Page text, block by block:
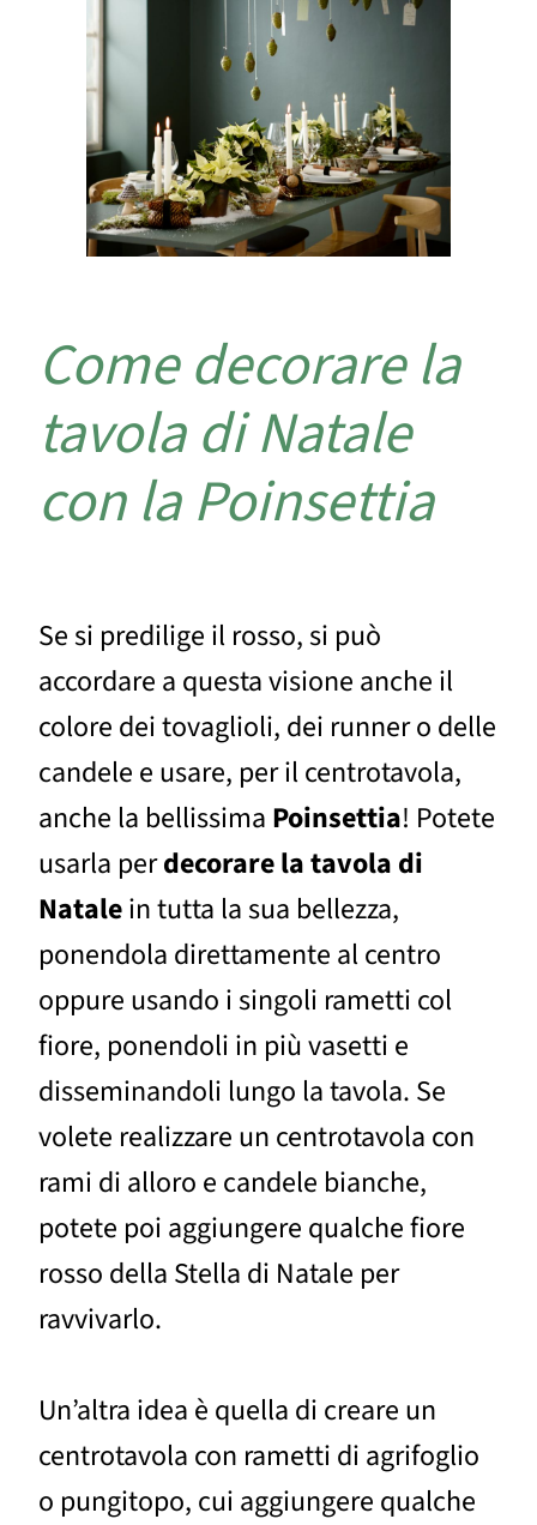
Come decorare la
tavola di Natale
con la Poinsettia
Se si predilige il rosso, si può
accordare a questa visione anche il
colore dei tovaglioli, dei runner o delle
candele e usare, per il centrotavola,
anche la bellissima Poinsettia! Potete
usarla perdecorare la tavola di
Natalein tutta la sua bellezza,
ponendola direttamente al centro
oppure usando i singoli rametti col
fiore, ponendoli in più vasetti e
disseminandoli lungo la tavola. Se
volete realizzare un centrotavola con
rami di alloro e candele bianche,
potete poi aggiungere qualche fiore
rosso della Stella di Natale per
ravvivarlo.
Un’altra idea è quella di creare un
centrotavola con rametti di agrifoglio
o pungitopo, cui aggiungere qualche